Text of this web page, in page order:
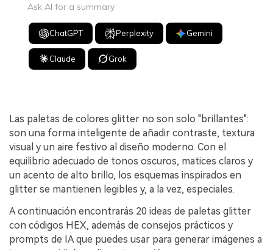
Ask AI for a summary
ChatGPT Perplexity Gemini
Claude Grok
Las paletas de colores glitter no son solo "brillantes":
son una forma inteligente de añadir contraste, textura
visual y un aire festivo al diseño moderno. Con el
equilibrio adecuado de tonos oscuros, matices claros y
un acento de alto brillo, los esquemas inspirados en
glitter se mantienen legibles y, a la vez, especiales.
A continuación encontrarás 20 ideas de paletas glitter
con códigos HEX, además de consejos prácticos y
prompts de IA que puedes usar para generar imágenes a